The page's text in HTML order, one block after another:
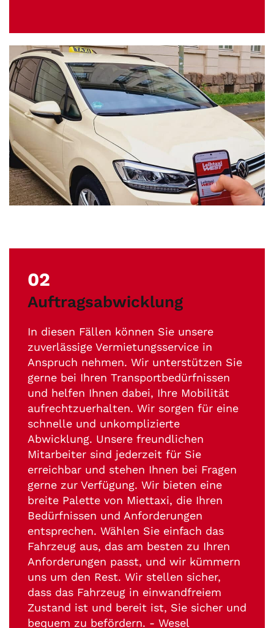
02
Auftragsabwicklung
In diesen Fällen können Sie unsere
zuverlässige Vermietungsservice in
Anspruch nehmen. Wir unterstützen Sie
gerne bei Ihren Transportbedürfnissen
und helfen Ihnen dabei, Ihre Mobilität
aufrechtzuerhalten. Wir sorgen für eine
schnelle und unkomplizierte
Abwicklung. Unsere freundlichen
Mitarbeiter sind jederzeit für Sie
erreichbar und stehen Ihnen bei Fragen
gerne zur Verfügung. Wir bieten eine
breite Palette von Miettaxi, die Ihren
Bedürfnissen und Anforderungen
entsprechen. Wählen Sie einfach das
Fahrzeug aus, das am besten zu Ihren
Anforderungen passt, und wir kümmern
uns um den Rest. Wir stellen sicher,
dass das Fahrzeug in einwandfreiem
Zustand ist und bereit ist, Sie sicher und
bequem zu befördern. - Wesel